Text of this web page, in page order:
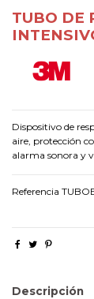
TUBO DE
Dispositivo de
aire, protección
alarma sonora y
Referencia
Descripción